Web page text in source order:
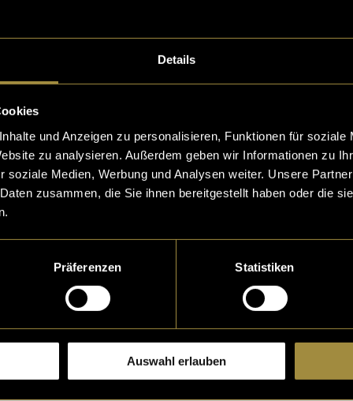
Details
und Anzeigen zu personalisieren, Funktionen für soziale
zu analysieren. Außerdem geben wir Informationen zu
soziale Medien, Werbung und Analysen weiter. Unsere
zusammen, die Sie ihnen bereitgestellt haben oder die
Präferenzen Statistiken
Auswahl erlauben
haben sich mittlerweile unzählige Werke
immer wieder Anfragen für Karikaturen oder
mich dazu entschlossen, ein Portfolio für ihn zu
über ein Formular kanalisiert und die
werden. Viel Spass beim
Durchstöbern!